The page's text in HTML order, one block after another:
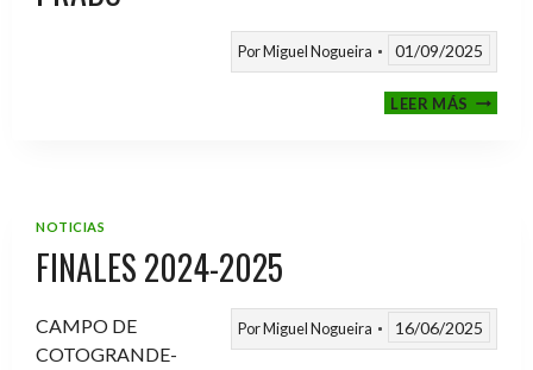
PorMiguel Nogueira 01/09/2025
LEER MÁSVI
NOTICIAS
FINALES 2024-2025
PorMiguel Nogueira 16/06/2025
CAMPO DE
COTOGRANDE-